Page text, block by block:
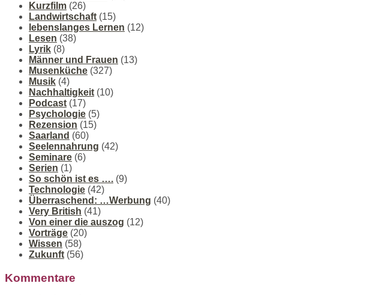
Kurzfilm (26)
Landwirtschaft (15)
lebenslanges Lernen (12)
Lesen (38)
Lyrik (8)
Männer und Frauen (13)
Musenküche (327)
Musik (4)
Nachhaltigkeit (10)
Podcast (17)
Psychologie (5)
Rezension (15)
Saarland (60)
Seelennahrung (42)
Seminare (6)
Serien (1)
So schön ist es …. (9)
Technologie (42)
Überraschend: …Werbung (40)
Very British (41)
Von einer die auszog (12)
Vorträge (20)
Wissen (58)
Zukunft (56)
Kommentare